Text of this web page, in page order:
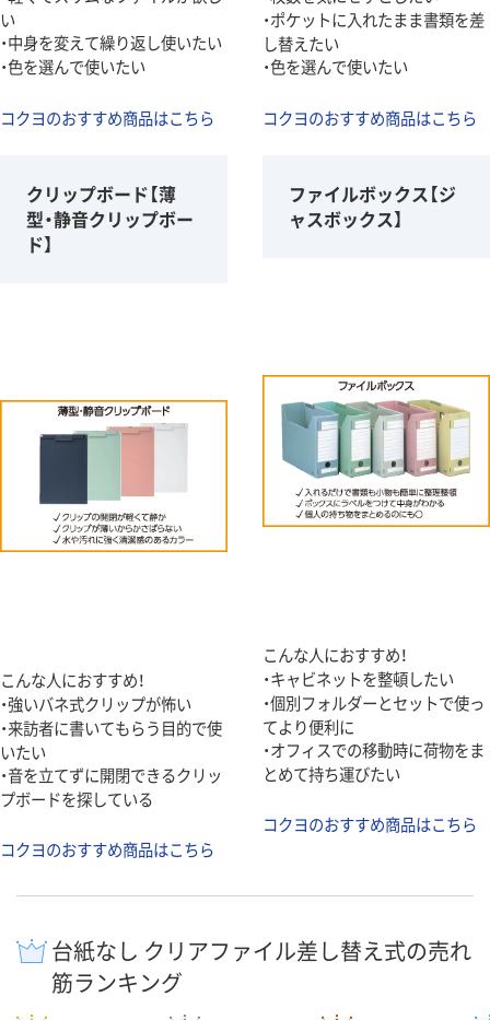
い
・中身を変えて繰り返し使いたい
・色を選んで使いたい
コクヨのおすすめ商品はこちら
・ポケットに入れたまま書類を差
し替えたい
・色を選んで使いたい
コクヨのおすすめ商品はこちら
クリップボード【薄
型・静音クリップボー
ド】
こんな人におすすめ！
・強いバネ式クリップが怖い
・来訪者に書いてもらう目的で使
いたい
・音を立てずに開閉できるクリッ
プボードを探している
コクヨのおすすめ商品はこちら
ファイルボックス【ジ
ャスボックス】
こんな人におすすめ！
・キャビネットを整頓したい
・個別フォルダーとセットで使っ
てより便利に
・オフィスでの移動時に荷物をま
とめて持ち運びたい
コクヨのおすすめ商品はこちら
台紙なし クリアファイル差し替え式の売れ
筋ランキング